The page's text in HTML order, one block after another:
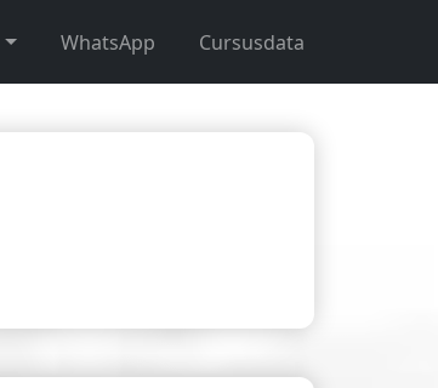
WhatsApp Cursusdata